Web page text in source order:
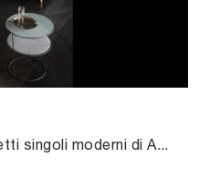
Clicca e scopri di più sui Letti singoli moderni di Altrenotti! Il modello Soul Young Licony in tessuto ti attende.